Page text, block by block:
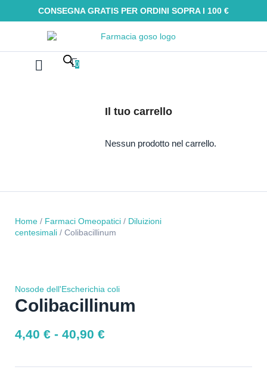
CONSEGNA GRATIS PER ORDINI SOPRA I 100 €
0
Il tuo carrello
Nessun prodotto nel carrello.
Home / Farmaci Omeopatici / Diluizioni
centesimali / Colibacillinum
Nosode dell'Escherichia coli
Colibacillinum
4,40 € - 40,90 €